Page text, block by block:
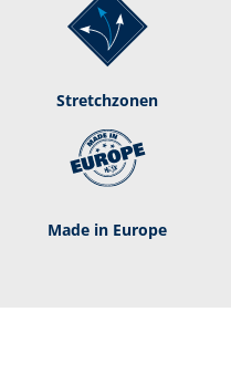
Stretchzonen
Made in Europe